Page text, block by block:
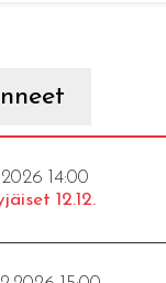
14:00
12.12.